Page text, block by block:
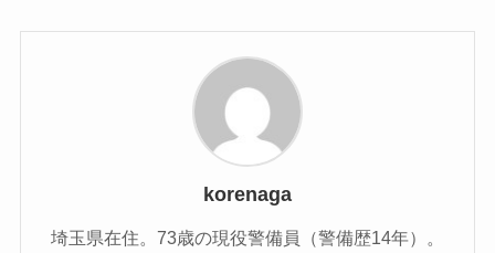
korenaga
埼玉県在住。73歳の現役警備員（警備歴14年）。